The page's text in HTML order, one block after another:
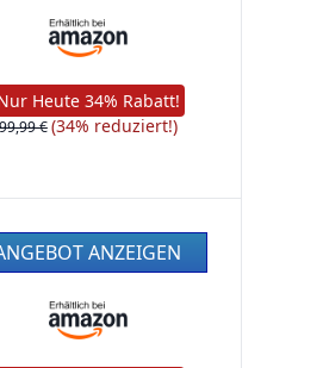
Heute 34% Rabatt!
€(34% reduziert!)
ANZEIGEN